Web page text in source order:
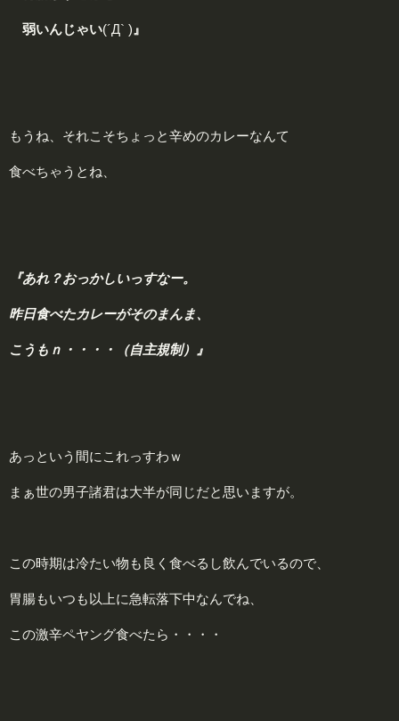
弱いんじゃい(´Д` ) 』
もうね、それこそちょっと辛めのカレーなんて
食べちゃうとね、
『あれ？おっかしいっすなー。
昨日食べたカレーがそのまんま、
こうもｎ・・・・ （自主規制） 』
あっという間にこれっすわｗ
まぁ世の男子諸君は大半が同じだと思いますが。
この時期は冷たい物も良く食べるし飲んでいるので、
胃腸もいつも以上に急転落下中なんでね、
この激辛ペヤング食べたら・・・・